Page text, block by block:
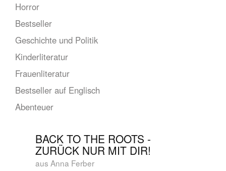
Horror
Bestseller
Geschichte und Politik
Kinderliteratur
Frauenliteratur
Bestseller auf Englisch
Abenteuer
BACK TO THE ROOTS -
ZURÜCK NUR MIT DIR!
aus Anna Ferber